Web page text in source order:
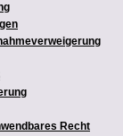
Recht